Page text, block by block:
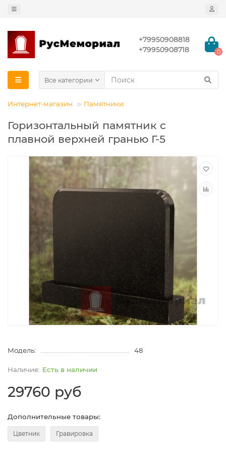
+79950908818
+79950908718
0
Все категории
Интернет-магазин Памятники
Горизонтальный памятник с
плавной верхней гранью Г-5
Модель: 48
Есть в наличии
29760 руб
Дополнительные товары:
Цветник Гравировка